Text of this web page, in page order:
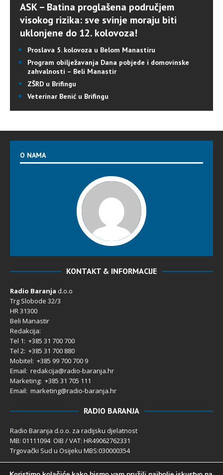
ASK – Batina proglašena područjem
visokog rizika: sve svinje moraju biti
uklonjene do 12. kolovoza!
Proslava 5. kolovoza u Belom Manastiru
Program obilježavanja Dana pobjede i domovinske
zahvalnosti – Beli Manastir
ZŠRD u Brifingu
Veterinar Benić u Brifingu
O NAMA
KONTAKT & INFORMACIJE
Radio Baranja d.o.o
Trg Slobode 32/3
HR 31300
Beli Manastir
Redakcija:
Tel 1: +385 31 700 700
Tel 2: +385 31 700 880
Mobitel: +385 99 700 700 9
Email: redakcija@radio-baranja.hr
Marketing: +385 31 705 111
Email: marketing@radio-baranja.hr
RADIO BARANJA
Radio Baranja d.o.o. za radijsku djelatnost
MB: 01111094 OIB / VAT: HR49062762331
Trgovački Sud u Osijeku MBS:030000354
Temeljni kapital 2.600,00 € uplaćen u cijelosti